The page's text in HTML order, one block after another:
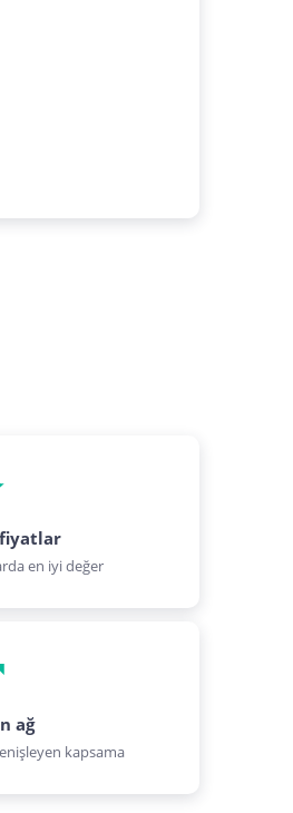
en iyi değer
ağ
kapsama